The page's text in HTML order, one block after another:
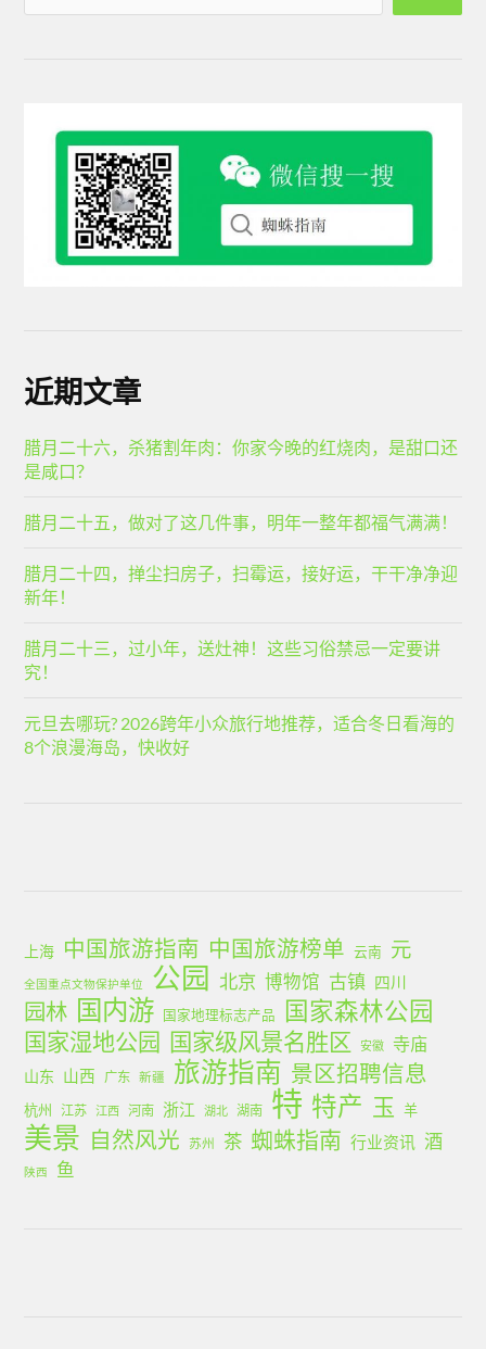
近期文章
腊月二十六，杀猪割年肉：你家今晚的红烧肉，是甜口还
是咸口？
腊月二十五，做对了这几件事，明年一整年都福气满满！
腊月二十四，掸尘扫房子，扫霉运，接好运，干干净净迎
新年！
腊月二十三，过小年，送灶神！这些习俗禁忌一定要讲
究！
元旦去哪玩? 2026跨年小众旅行地推荐，适合冬日看海的
8个浪漫海岛，快收好
上海 中国旅游指南 中国旅游榜单 云南 元
全国重点文物保护单位 公园 北京 博物馆 古镇 四川
园林 国内游 国家地理标志产品 国家森林公园
国家湿地公园 国家级风景名胜区 安徽 寺庙
山东 山西 广东 新疆 旅游指南 景区招聘信息
杭州 江苏 江西 河南 浙江 湖北 湖南 特 特产 玉 羊
美景 自然风光 苏州 茶 蜘蛛指南 行业资讯 酒
陕西 鱼